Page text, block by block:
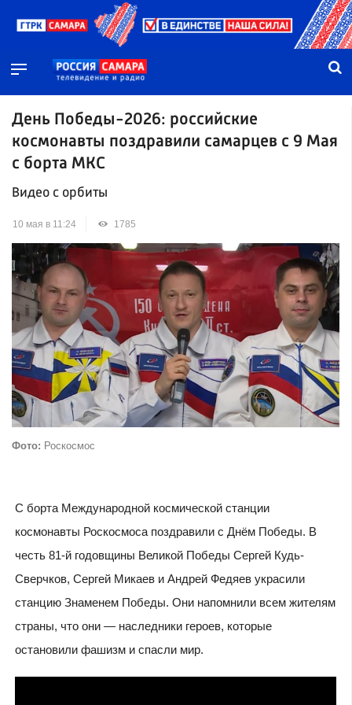
День Победы-2026: российские
космонавты поздравили самарцев с 9 Мая
с борта МКС
Видео с орбиты
10 мая в 11:24 1785
Фото: Роскосмос
С борта Международной космической станции
космонавты Роскосмоса поздравили с Днём Победы. В
честь 81-й годовщины Великой Победы Сергей Кудь-
Сверчков, Сергей Микаев и Андрей Федяев украсили
станцию Знаменем Победы. Они напомнили всем жителям
страны, что они — наследники героев, которые
остановили фашизм и спасли мир.